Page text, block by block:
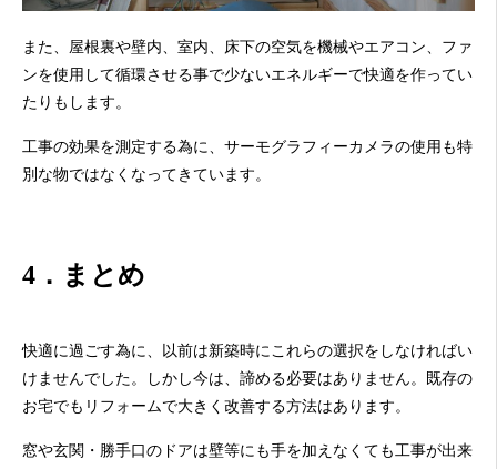
また、屋根裏や壁内、室内、床下の空気を機械やエアコン、ファ
ンを使用して循環させる事で少ないエネルギーで快適を作ってい
たりもします。
工事の効果を測定する為に、サーモグラフィーカメラの使用も特
別な物ではなくなってきています。
4．まとめ
快適に過ごす為に、以前は新築時にこれらの選択をしなければい
けませんでした。しかし今は、諦める必要はありません。既存の
お宅でもリフォームで大きく改善する方法はあります。
窓や玄関・勝手口のドアは壁等にも手を加えなくても工事が出来